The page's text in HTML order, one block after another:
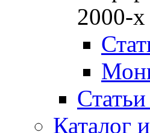
2000-х
Каталог